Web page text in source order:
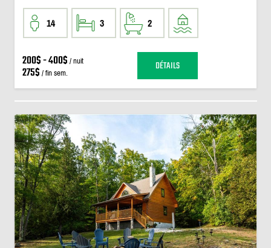
14 3 2
200$ - 400$ / nuit
275$ / fin sem. DÉTAILS